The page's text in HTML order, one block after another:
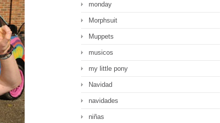
monday
Morphsuit
Muppets
musicos
my little pony
Navidad
navidades
niñas